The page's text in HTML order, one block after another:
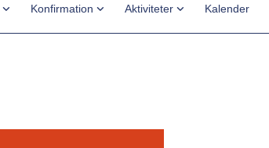
Konfirmation Aktiviteter Kalender